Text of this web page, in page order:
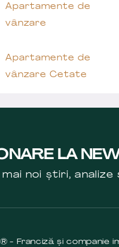
Apartamente de
vânzare
Apartamente de
vânzare Cetate
LA
mai noi știri,
® - Franciză și companie